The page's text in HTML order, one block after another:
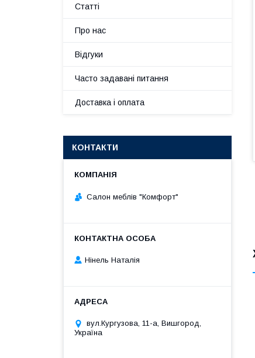
Статті
Про нас
Відгуки
Часто задавані питання
Доставка і оплата
КОНТАКТИ
Салон меблів "Комфорт"
Нінель Наталія
вул.Кургузова, 11-а, Вишгород,
Україна